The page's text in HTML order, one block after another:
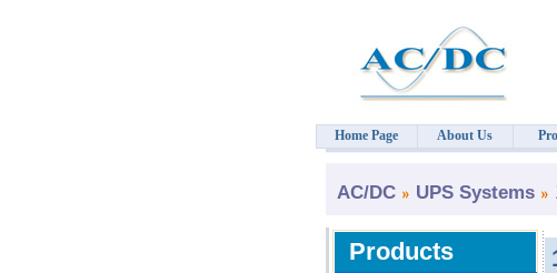
AC/DC UPS Systems
Products
Home Page About Us